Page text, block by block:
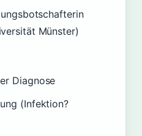
Münster)
Diagnose
(Infektion?